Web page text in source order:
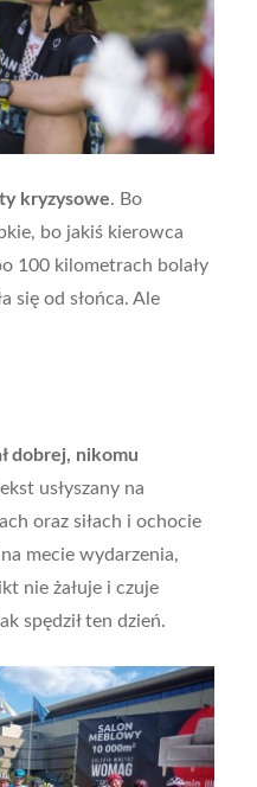
kryzysowe. Bo
bo jakiś kierowca
100 kilometrach bolały
się od słońca. Ale
dobrej, nikomu
usłyszany na
oraz siłach i ochocie
mecie wydarzenia,
nie żałuje i czuje
spędził ten dzień.